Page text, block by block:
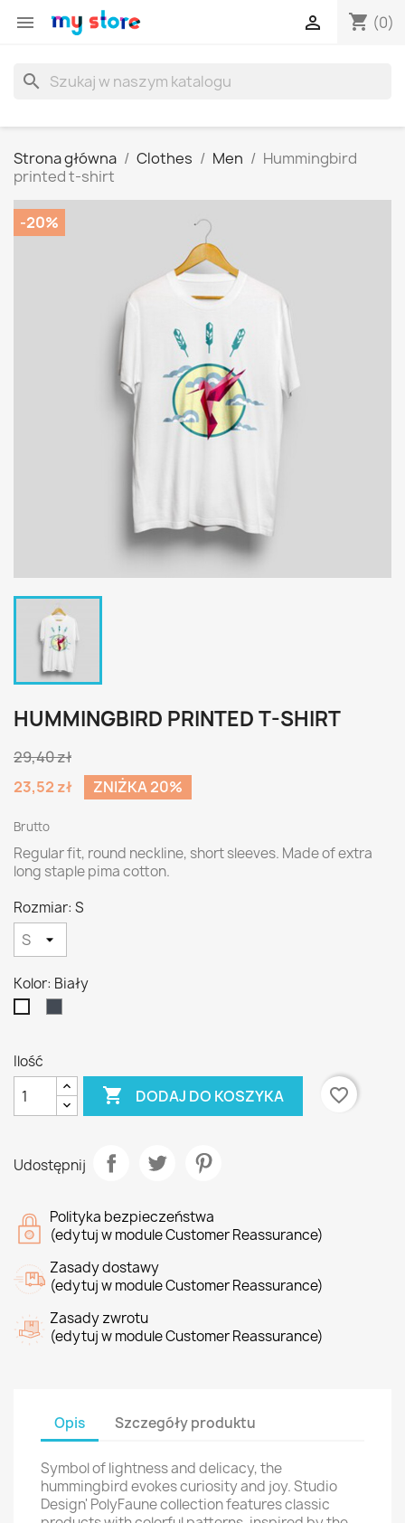
 shopping_cart (0)

search
Strona główna Clothes Men
Hummingbird
printed t-shirt
-20%
HUMMINGBIRD PRINTED T-SHIRT
29,40 zł
23,52 zł
ZNIŻKA 20%
Brutto
Regular fit, round neckline, short sleeves. Made of extra
long staple pima cotton.
Rozmiar: S
Kolor: Biały
Ilość
 DODAJ DO KOSZYKA favorite_border
Udostępnij
Polityka bezpieczeństwa
(edytuj w module Customer Reassurance)
Zasady dostawy
(edytuj w module Customer Reassurance)
Zasady zwrotu
(edytuj w module Customer Reassurance)
Opis Szczegóły produktu
Symbol of lightness and delicacy, the
hummingbird evokes curiosity and joy. Studio
Design' PolyFaune collection features classic